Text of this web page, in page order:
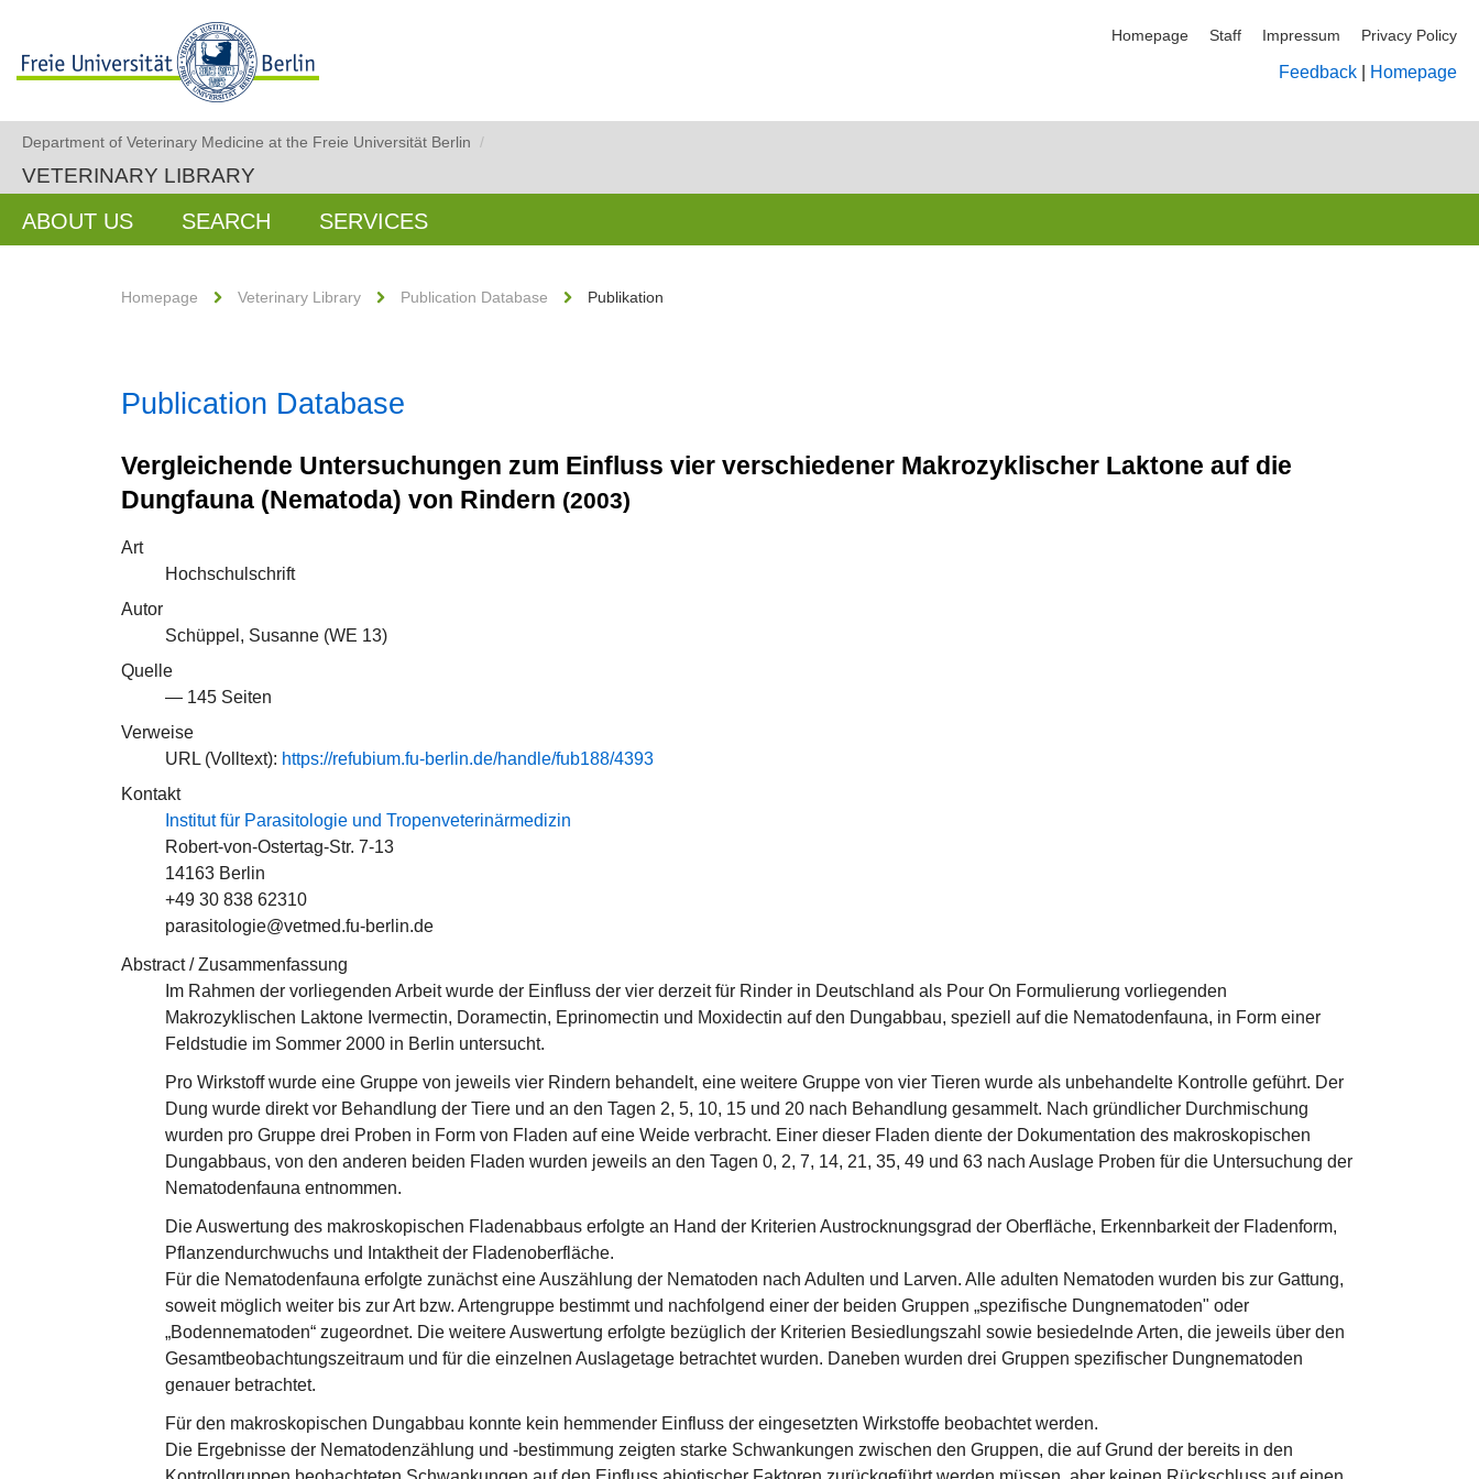
Homepage Staff Impressum Privacy Policy
Feedback Homepage
Department of Veterinary Medicine at the Freie Universität Berlin /
VETERINARY LIBRARY
ABOUT US SEARCH SERVICES
Homepage Veterinary Library Publication Database Publikation
Publication Database
Vergleichende Untersuchungen zum Einfluss vier verschiedener Makrozyklischer Laktone auf die
Dungfauna (Nematoda) von Rindern (2003)
Art
Hochschulschrift
Autor
Schüppel, Susanne (WE 13)
Quelle
— 145 Seiten
Verweise
URL (Volltext): https://refubium.fu-berlin.de/handle/fub188/4393
Kontakt
Institut für Parasitologie und Tropenveterinärmedizin
Robert-von-Ostertag-Str. 7-13
14163 Berlin
+49 30 838 62310
parasitologie@vetmed.fu-berlin.de
Abstract / Zusammenfassung
Im Rahmen der vorliegenden Arbeit wurde der Einfluss der vier derzeit für Rinder in Deutschland als Pour On Formulierung vorliegenden
Makrozyklischen Laktone Ivermectin, Doramectin, Eprinomectin und Moxidectin auf den Dungabbau, speziell auf die Nematodenfauna, in Form einer
Feldstudie im Sommer 2000 in Berlin untersucht.
Pro Wirkstoff wurde eine Gruppe von jeweils vier Rindern behandelt, eine weitere Gruppe von vier Tieren wurde als unbehandelte Kontrolle geführt. Der
Dung wurde direkt vor Behandlung der Tiere und an den Tagen 2, 5, 10, 15 und 20 nach Behandlung gesammelt. Nach gründlicher Durchmischung
wurden pro Gruppe drei Proben in Form von Fladen auf eine Weide verbracht. Einer dieser Fladen diente der Dokumentation des makroskopischen
Dungabbaus, von den anderen beiden Fladen wurden jeweils an den Tagen 0, 2, 7, 14, 21, 35, 49 und 63 nach Auslage Proben für die Untersuchung der
Nematodenfauna entnommen.
Die Auswertung des makroskopischen Fladenabbaus erfolgte an Hand der Kriterien Austrocknungsgrad der Oberfläche, Erkennbarkeit der Fladenform,
Pflanzendurchwuchs und Intaktheit der Fladenoberfläche.
Für die Nematodenfauna erfolgte zunächst eine Auszählung der Nematoden nach Adulten und Larven. Alle adulten Nematoden wurden bis zur Gattung,
soweit möglich weiter bis zur Art bzw. Artengruppe bestimmt und nachfolgend einer der beiden Gruppen „spezifische Dungnematoden" oder
„Bodennematoden“ zugeordnet. Die weitere Auswertung erfolgte bezüglich der Kriterien Besiedlungszahl sowie besiedelnde Arten, die jeweils über den
Gesamtbeobachtungszeitraum und für die einzelnen Auslagetage betrachtet wurden. Daneben wurden drei Gruppen spezifischer Dungnematoden
genauer betrachtet.
Für den makroskopischen Dungabbau konnte kein hemmender Einfluss der eingesetzten Wirkstoffe beobachtet werden.
Die Ergebnisse der Nematodenzählung und -bestimmung zeigten starke Schwankungen zwischen den Gruppen, die auf Grund der bereits in den